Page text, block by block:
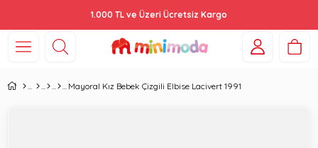
1.000 TL ve Üzeri Ücretsiz Kargo
Mayoral Kız Bebek Çizgili Elbise Lacivert 1991